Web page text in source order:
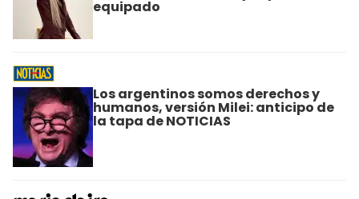
equipado
Los argentinos somos derechos y
humanos, versión Milei: anticipo de
la tapa de NOTICIAS